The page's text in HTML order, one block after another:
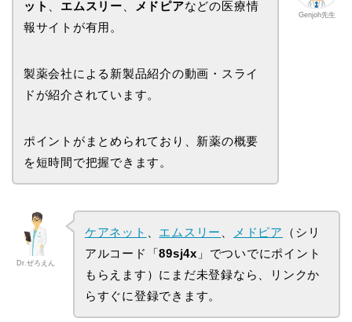
Genjoh先生
ット
エムスリー メドピアなどの医療情
報サイトが有用。
製薬会社による新製品紹介の動画・スライ
ドが紹介されています。
ポイントがまとめられており、新薬の概要
を短時間で把握できます。
Dr.ぜろえん
ケアネット 、 エムスリー 、 メドピア
（シリ
アルコード「89sj4x 」でついでにポイント
もらえます）にまだ未登録なら、リンクか
らすぐに登録できます。